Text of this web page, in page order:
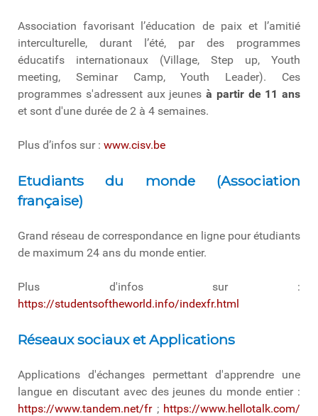
Association favorisant l’éducation de paix et l’amitié
interculturelle, durant l’été, par des programmes
éducatifs internationaux (Village, Step up, Youth
meeting, Seminar Camp, Youth Leader). Ces
programmes s'adressent aux jeunes à partir de 11 ans
et sont d'une durée de 2 à 4 semaines.
Plus d’infos sur : www.cisv.be
Etudiants du monde (Association
française)
Grand réseau de correspondance en ligne pour étudiants
de maximum 24 ans du monde entier.
Plus d'infos sur :
https://studentsoftheworld.info/indexfr.html
Réseaux sociaux et Applications
Applications d'échanges permettant d'apprendre une
langue en discutant avec des jeunes du monde entier :
https://www.tandem.net/fr; https://www.hellotalk.com/